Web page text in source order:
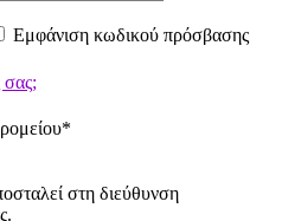
Εμφάνιση κωδικού πρόσβασης
*
στη διεύθυνση